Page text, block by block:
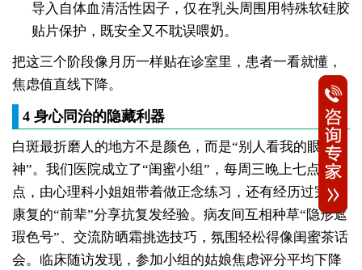
导入自体血清活性因子，仅在乳头周围用特殊软硅胶
贴片保护，既安全又不耽误喂奶。
把这三个阶段像月历一样贴在诊室里，患者一看就懂，
焦虑值直线下降。
4 身心同治的隐藏利器
白斑最折磨人的地方不是颜色，而是“别人看我的眼
神”。我们医院成立了“闺蜜小组”，每周三晚上七点到八
点，由心理科小姐姐带着做正念练习，还有经历过完整
康复的“前辈”分享抗复发经验。病友间互相种草“隐形遮
瑕色号”、交流防晒霜挑选技巧，氛围轻松得像闺蜜茶话
会。临床随访发现，参加小组的姑娘焦虑评分平均下降